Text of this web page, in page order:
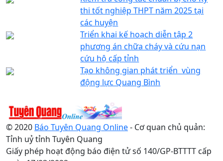
thi tốt nghiệp THPT năm 2025 tại
các huyện
Triển khai kế hoạch diễn tập 2
phương án chữa cháy và cứu nạn
cứu hộ cấp tỉnh
Tạo không gian phát triển vùng
động lực Quang Bình
© 2020 Báo Tuyên Quang Online- Cơ quan chủ quản:
Tỉnh uỷ tỉnh Tuyên Quang
Giấy phép hoạt động báo điện tử số 140/GP-BTTTT cấp